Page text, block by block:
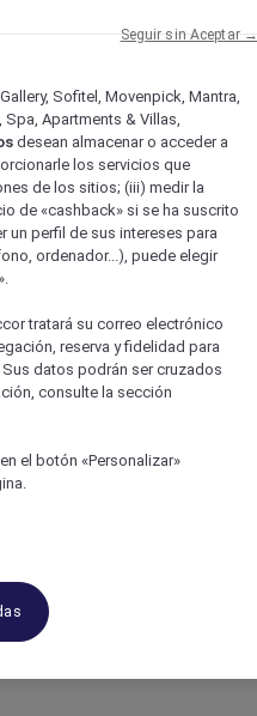
Sofitel, Movenpick, Mantra,
Apartments & Villas,
desean almacenar o acceder a
los servicios que
de los sitios; (iii) medir la
de «cashback» si se ha suscrito
un perfil de sus intereses para
ordenador...), puede elegir
tratará su correo electrónico
reserva y fidelidad para
datos podrán ser cruzados
consulte la sección
el botón «Personalizar»
Seguir sin Aceptar →